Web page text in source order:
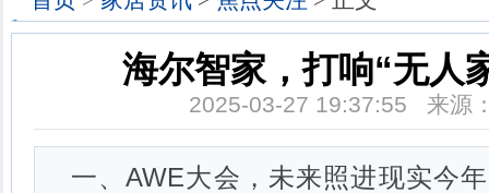
海尔智家，打响“无人
2025-03-27 19:37:55 来源
一、AWE大会，未来照进现实今